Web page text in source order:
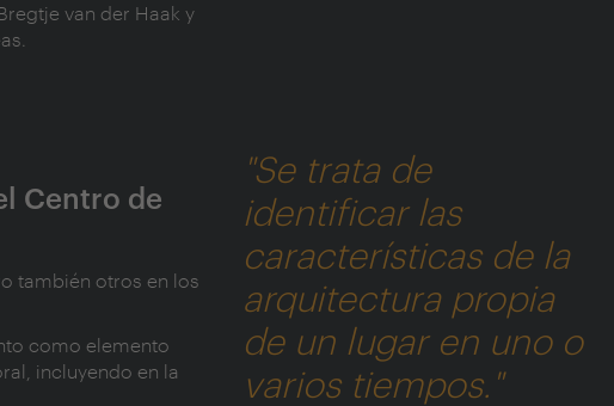
van der Haak y
Centro de
también otros en los
como elemento
incluyendo en la
"Se trata de
identificar las
características de la
arquitectura propia
de un lugar en uno o
varios tiempos."